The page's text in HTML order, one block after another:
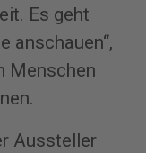
Es geht
anschauen“,
Menschen
Aussteller